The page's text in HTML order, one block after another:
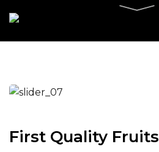
First Quality Fruits